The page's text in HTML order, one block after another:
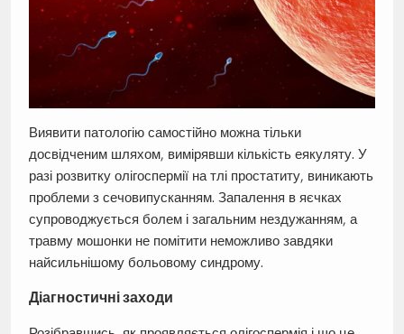
Виявити патологію самостійно можна тільки
досвідченим шляхом, вимірявши кількість еякуляту. У
разі розвитку олігоспермії на тлі простатиту, виникають
проблеми з сечовипусканням. Запалення в яєчках
супроводжується болем і загальним нездужанням, а
травму мошонки не помітити неможливо завдяки
найсильнішому больовому синдрому.
Діагностичні заходи